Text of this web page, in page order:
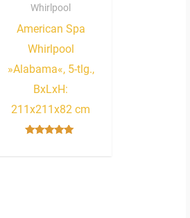
Whirlpool
American Spa
Whirlpool
»Alabama«, 5-tlg.,
BxLxH:
211x211x82 cm